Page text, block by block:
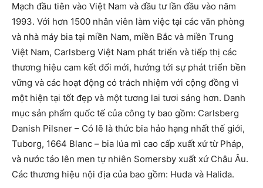
Mạch đầu tiên vào Việt Nam và đầu tư lần đầu vào năm
1993. Với hơn 1500 nhân viên làm việc tại các văn phòng
và nhà máy bia tại miền Nam, miền Bắc và miền Trung
Việt Nam, Carlsberg Việt Nam phát triển và tiếp thị các
thương hiệu cam kết đổi mới, hướng tới sự phát triển bền
vững và các hoạt động có trách nhiệm với cộng đồng vì
một hiện tại tốt đẹp và một tương lai tươi sáng hơn. Danh
mục sản phẩm quốc tế của công ty bao gồm: Carlsberg
Danish Pilsner – Có lẽ là thức bia hảo hạng nhất thế giới,
Tuborg, 1664 Blanc – bia lúa mì cao cấp xuất xứ từ Pháp,
và nước táo lên men tự nhiên Somersby xuất xứ Châu Âu.
Các thương hiệu nội địa của bao gồm: Huda và Halida.